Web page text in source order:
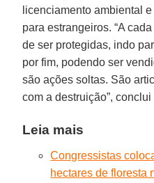
licenciamento ambiental
para estrangeiros. “A
de ser protegidas, indo
por fim, podendo ser
são ações soltas. São
com a destruição”, conclui
Leia mais
Congressistas
hectares de floresta